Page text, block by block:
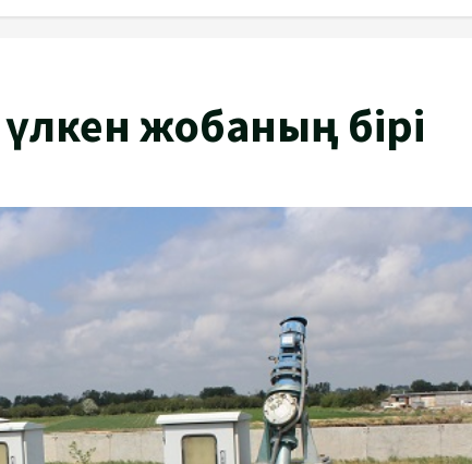
жобаның бірі